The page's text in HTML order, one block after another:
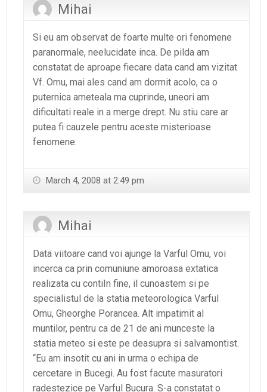
Mihai
Si eu am observat de foarte multe ori fenomene
paranormale, neelucidate inca. De pilda am
constatat de aproape fiecare data cand am vizitat
Vf. Omu, mai ales cand am dormit acolo, ca o
puternica ameteala ma cuprinde, uneori am
dificultati reale in a merge drept. Nu stiu care ar
putea fi cauzele pentru aceste misterioase
fenomene.
March 4, 2008 at 2:49 pm
Mihai
Data viitoare cand voi ajunge la Varful Omu, voi
incerca ca prin comuniune amoroasa extatica
realizata cu contiIn fine, il cunoastem si pe
specialistul de la statia meteorologica Varful
Omu, Gheorghe Porancea. Alt impatimit al
muntilor, pentru ca de 21 de ani munceste la
statia meteo si este pe deasupra si salvamontist.
“Eu am insotit cu ani in urma o echipa de
cercetare in Bucegi. Au fost facute masuratori
radestezice pe Varful Bucura. S-a constatat o